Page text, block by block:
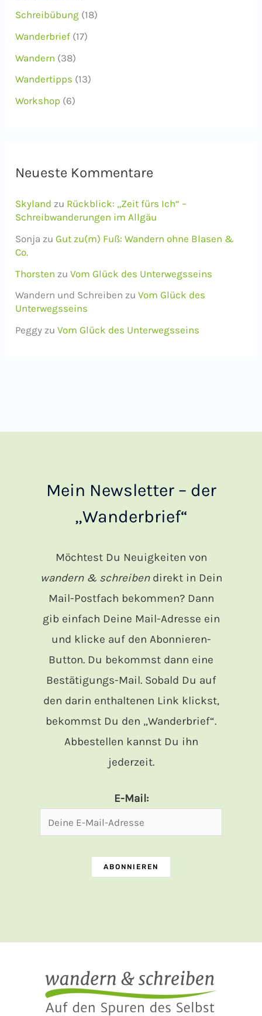
Schreibübung (18)
Wanderbrief (17)
Wandern (38)
Wandertipps (13)
Workshop (6)
Neueste Kommentare
Skyland zu Rückblick: „Zeit fürs Ich“ –
Schreibwanderungen im Allgäu
Sonja zuGut zu(m) Fuß: Wandern ohne Blasen &
Co.
Thorsten zuVom Glück des Unterwegsseins
Wandern und Schreiben zuVom Glück des
Unterwegsseins
Peggy zuVom Glück des Unterwegsseins
Mein Newsletter – der
„Wanderbrief“
Möchtest Du Neuigkeiten von
wandern & schreibendirekt in Dein
Mail-Postfach bekommen? Dann
gib einfach Deine Mail-Adresse ein
und klicke auf den Abonnieren-
Button. Du bekommst dann eine
Bestätigungs-Mail. Sobald Du auf
den darin enthaltenen Link klickst,
bekommst Du den „Wanderbrief“.
Abbestellen kannst Du ihn
jederzeit.
E-Mail: